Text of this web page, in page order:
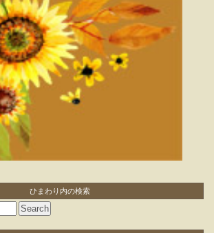
ひまわり内の検索